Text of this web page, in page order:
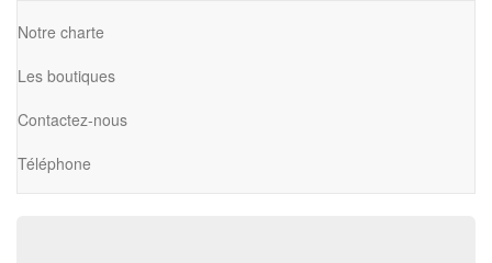
Notre charte
Les boutiques
Contactez-nous
Téléphone